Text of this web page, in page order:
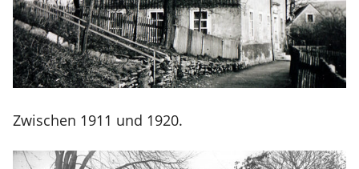
Zwischen 1911 und 1920.